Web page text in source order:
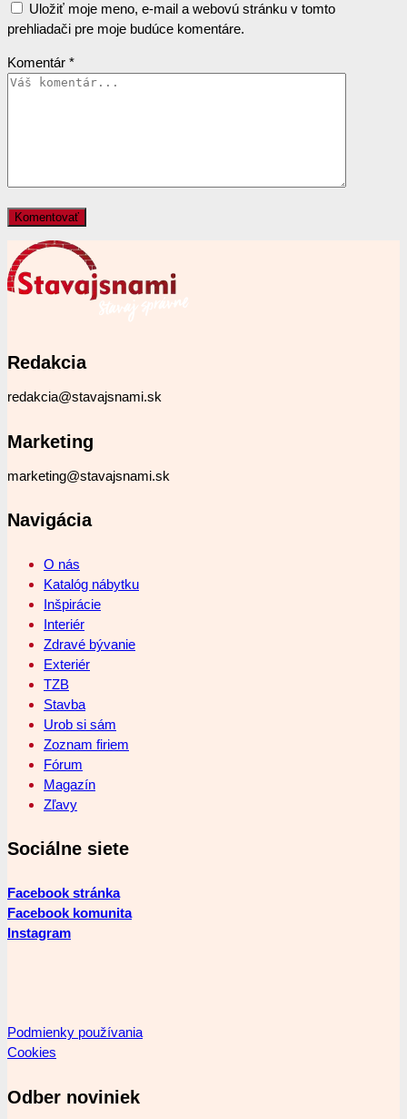
Uložiť moje meno, e-mail a webovú stránku v tomto
prehliadači pre moje budúce komentáre.
Komentár *
Redakcia
redakcia@stavajsnami.sk
Marketing
marketing@stavajsnami.sk
Navigácia
O nás
Katalóg nábytku
Inšpirácie
Interiér
Zdravé bývanie
Exteriér
TZB
Stavba
Urob si sám
Zoznam firiem
Fórum
Magazín
Zľavy
Sociálne siete
Facebook stránka
Facebook komunita
Instagram
Podmienky používania
Cookies
Odber noviniek